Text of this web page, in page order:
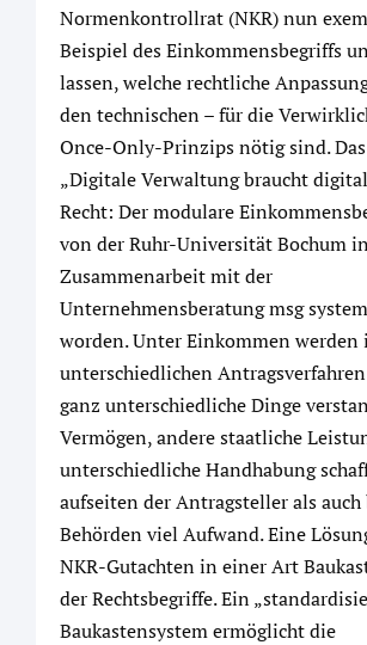
Normenkontrollrat (NKR) nun
Beispiel des Einkommensbegriffs
lassen, welche rechtliche
den technischen – für die
Once-Only-Prinzips nötig sind.
„Digitale Verwaltung braucht
Recht: Der modulare
von der Ruhr-Universität Bochum
Zusammenarbeit mit der
Unternehmensberatung msg
worden. Unter Einkommen werden
unterschiedlichen
ganz unterschiedliche Dinge
Vermögen, andere staatliche
unterschiedliche Handhabung
aufseiten der Antragsteller als auch
Behörden viel Aufwand. Eine
NKR-Gutachten in einer Art
der Rechtsbegriffe. Ein
Baukastensystem ermöglicht die